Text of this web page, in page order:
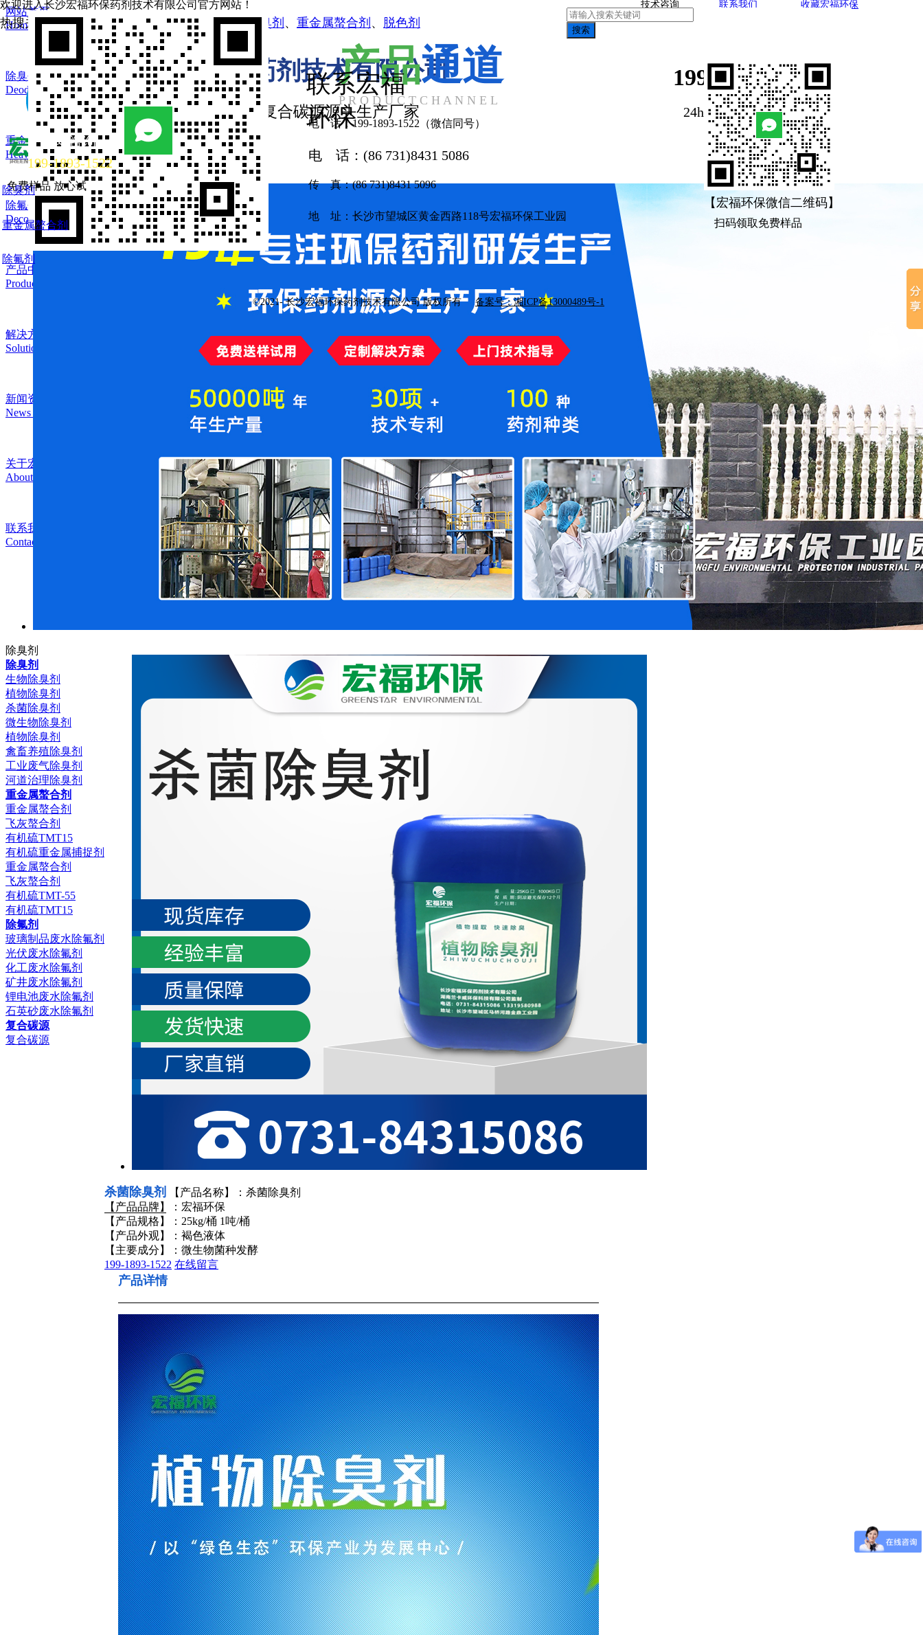
网站首页
Home
除臭剂
Deodorant
重金属螯合剂
Heavy metal chelatin
除氟剂
Decolorizer
产品中心
Products
解决方案
Solution
新闻资讯
News Center
关于宏福
About Us
联系我们
Contact Us
欢迎进入长沙宏福环保药剂技术有限公司官方网站！ 技术咨询 联系我们 收藏宏福环保
199-1893-1522
24h-咨询服务热线
长沙宏福环保药剂技术有限公司
除臭剂·除氟剂·除铊剂·复合碳源源头生产厂家
热搜关键词：植物除臭剂、生物除臭剂 、杀菌除臭剂 、 重金属螯合剂 、 脱色剂
搜索
除臭剂
除臭剂
生物除臭剂
植物除臭剂
杀菌除臭剂
微生物除臭剂
植物除臭剂
禽畜养殖除臭剂
工业废气除臭剂
河道治理除臭剂
重金属螯合剂
重金属螯合剂
飞灰螯合剂
有机硫TMT15
有机硫重金属捕捉剂
重金属螯合剂
飞灰螯合剂
有机硫TMT-55
有机硫TMT15
除氟剂
玻璃制品废水除氟剂
光伏废水除氟剂
化工废水除氟剂
矿井废水除氟剂
锂电池废水除氟剂
石英砂废水除氟剂
复合碳源
复合碳源
立即咨询
199-1893-1522
免费样品 放心试
杀菌除臭剂
【产品名称】：杀菌除臭剂
【产品品牌】：宏福环保
【产品规格】：25kg/桶 1吨/桶
【产品外观】：褐色液体
【主要成分】：微生物菌种发酵
199-1893-1522 在线留言
产品详情
产品通道
P R O D U C T C H A N N E L
除臭剂
重金属螯合剂
除氟剂
©2021- 长沙宏福环保药剂技术有限公司 版权所有备案号：湘ICP备13000489号-1
联系宏福
环保
电 话：199-1893-1522（微信同号）
电 话：(86 731)8431 5086
传 真：(86 731)8431 5096
地 址：长沙市望城区黄金西路118号宏福环保工业园
【宏福环保微信二维码】
扫码领取免费样品